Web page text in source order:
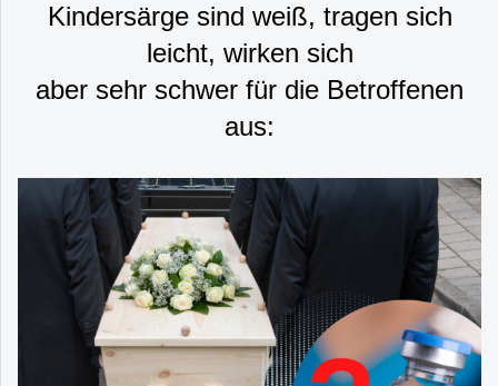
Kindersärge sind weiß, tragen sich
leicht, wirken sich
aber sehr schwer für die Betroffenen
aus: